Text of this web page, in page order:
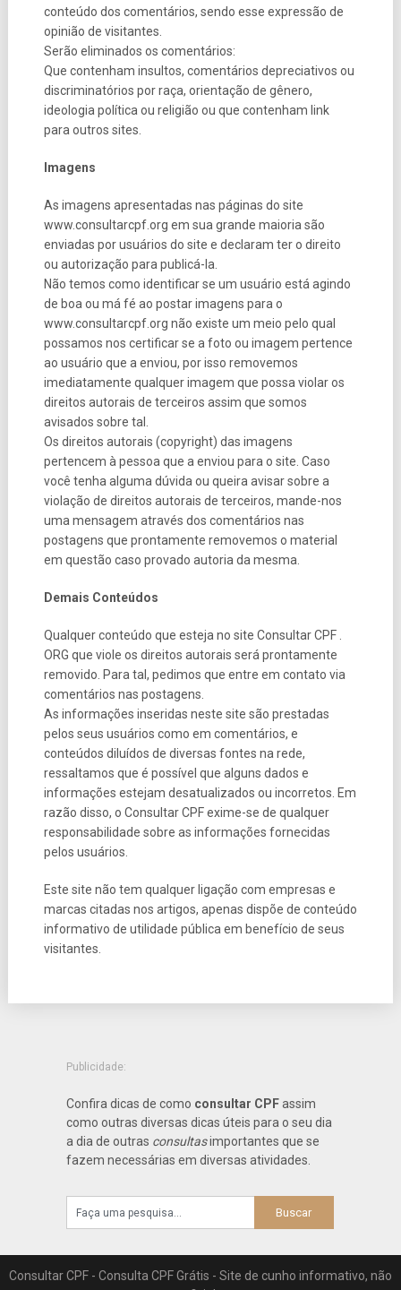
conteúdo dos comentários, sendo esse expressão de
opinião de visitantes.
Serão eliminados os comentários:
Que contenham insultos, comentários depreciativos ou
discriminatórios por raça, orientação de gênero,
ideologia política ou religião ou que contenham link
para outros sites.
Imagens
As imagens apresentadas nas páginas do site
www.consultarcpf.org em sua grande maioria são
enviadas por usuários do site e declaram ter o direito
ou autorização para publicá-la.
Não temos como identificar se um usuário está agindo
de boa ou má fé ao postar imagens para o
www.consultarcpf.org não existe um meio pelo qual
possamos nos certificar se a foto ou imagem pertence
ao usuário que a enviou, por isso removemos
imediatamente qualquer imagem que possa violar os
direitos autorais de terceiros assim que somos
avisados sobre tal.
Os direitos autorais (copyright) das imagens
pertencem à pessoa que a enviou para o site. Caso
você tenha alguma dúvida ou queira avisar sobre a
violação de direitos autorais de terceiros, mande-nos
uma mensagem através dos comentários nas
postagens que prontamente removemos o material
em questão caso provado autoria da mesma.
Demais Conteúdos
Qualquer conteúdo que esteja no site Consultar CPF .
ORG que viole os direitos autorais será prontamente
removido. Para tal, pedimos que entre em contato via
comentários nas postagens.
As informações inseridas neste site são prestadas
pelos seus usuários como em comentários, e
conteúdos diluídos de diversas fontes na rede,
ressaltamos que é possível que alguns dados e
informações estejam desatualizados ou incorretos. Em
razão disso, o Consultar CPF exime-se de qualquer
responsabilidade sobre as informações fornecidas
pelos usuários.
Este site não tem qualquer ligação com empresas e
marcas citadas nos artigos, apenas dispõe de conteúdo
informativo de utilidade pública em benefício de seus
visitantes.
Publicidade:
Confira dicas de como consultar CPFassim
como outras diversas dicas úteis para o seu dia
a dia de outras consultasimportantes que se
fazem necessárias em diversas atividades.
Consultar CPF - Consulta CPF Grátis - Site de cunho informativo, não